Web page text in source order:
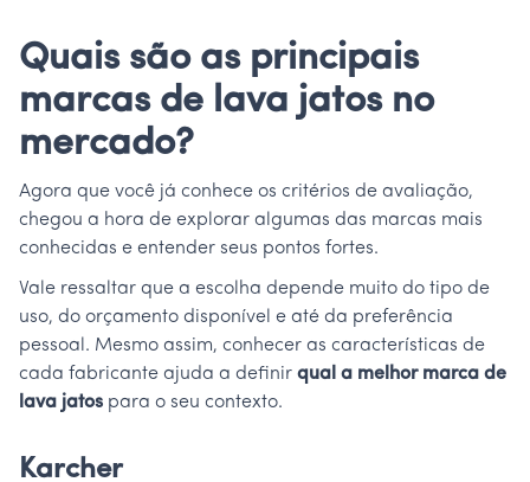
Quais são as principais
marcas de lava jatos no
mercado?
Agora que você já conhece os critérios de avaliação,
chegou a hora de explorar algumas das marcas mais
conhecidas e entender seus pontos fortes.
Vale ressaltar que a escolha depende muito do tipo de
uso, do orçamento disponível e até da preferência
pessoal. Mesmo assim, conhecer as características de
cada fabricante ajuda a definir qual a melhor marca de
lava jatos para o seu contexto.
Karcher